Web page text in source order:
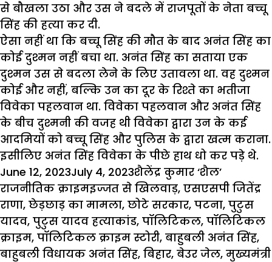
से बौखला उठा और उस ने बदले में राजपूतों के नेता बच्चू
सिंह की हत्या कर दी.
ऐसा नहीं था कि बच्चू सिंह की मौत के बाद अनंत सिंह का
कोई दुश्मन नहीं बचा था. अनंत सिंह का सताया एक
दुश्मन उस से बदला लेने के लिए उतावला था. वह दुश्मन
कोई और नहीं, बल्कि उन का दूर के रिश्ते का भतीजा
विवेका पहलवान था. विवेका पहलवान और अनंत सिंह
के बीच दुश्मनी की वजह थी विवेका द्वारा उन के कई
आदमियों को बच्चू सिंह और पुलिस के द्वारा खत्म कराना.
इसीलिए अनंत सिंह विवेका के पीछे हाथ धो कर पड़े थे.
Posted
on
June 12, 2023July 4, 2023Author
शैलेंद्र कुमार ‘शैल’
राजनीतिक क्राइमTags
इज्जत से खिलवाड़, एसएसपी जितेंद्र
राणा, छेड़छाड़ का मामला, छोटे सरकार, पटना, पुटुस
यादव, पुटुस यादव हत्याकांड, पॉलिटिकल, पॉलिटिकल
क्राइम, पॉलिटिकल क्राइम स्टोरी, बाहुबली अनंत सिंह,
बाहुबली विधायक अनंत सिंह, बिहार, बेउर जेल, मुख्यमंत्री